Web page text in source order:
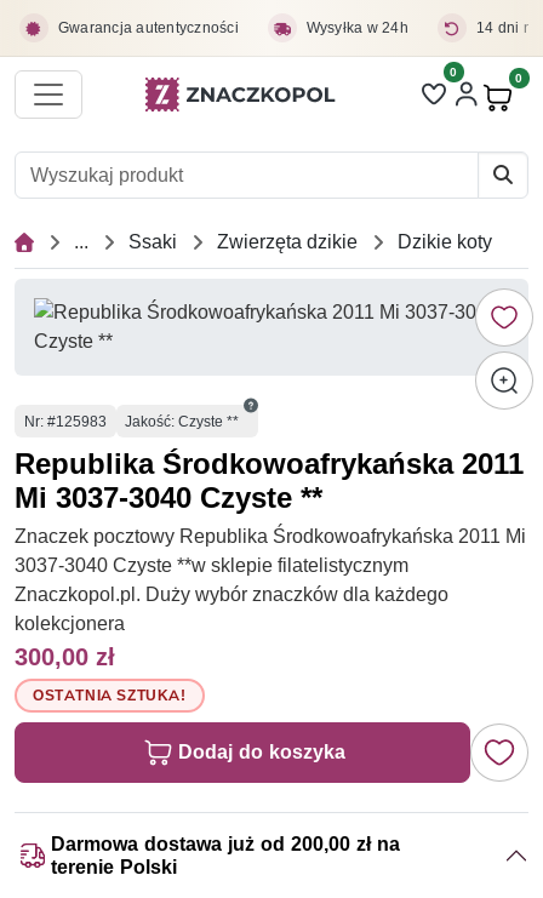
Gwarancja autentyczności Wysyłka w 24h 14 dni
Liczba pozycji
0 0
... Ssaki Zwierzęta dzikie Dzikie koty
Numer
Nr: #125983 Jakość: Czyste **
Republika Środkowoafrykańska 2011
Mi 3037-3040 Czyste **
Znaczek pocztowy Republika Środkowoafrykańska 2011 Mi
3037-3040 Czyste **w sklepie filatelistycznym
Znaczkopol.pl. Duży wybór znaczków dla każdego
kolekcjonera
300,00 zł
OSTATNIA SZTUKA!
Dodaj do koszyka
Darmowa dostawa już od 200,00 zł na
terenie Polski